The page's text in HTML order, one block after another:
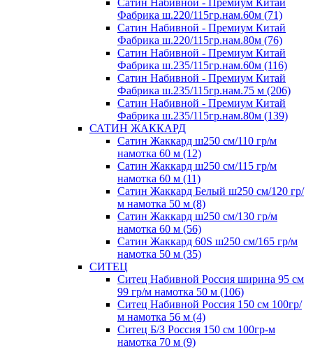
Сатин Набивной - Премиум Китай
Фабрика ш.220/115гр.нам.60м (71)
Сатин Набивной - Премиум Китай
Фабрика ш.220/115гр.нам.80м (76)
Сатин Набивной - Премиум Китай
Фабрика ш.235/115гр.нам.60м (116)
Сатин Набивной - Премиум Китай
Фабрика ш.235/115гр.нам.75 м (206)
Сатин Набивной - Премиум Китай
Фабрика ш.235/115гр.нам.80м (139)
САТИН ЖАККАРД
Сатин Жаккард ш250 см/110 гр/м
намотка 60 м (12)
Сатин Жаккард ш250 см/115 гр/м
намотка 60 м (11)
Сатин Жаккард Белый ш250 см/120 гр/
м намотка 50 м (8)
Сатин Жаккард ш250 см/130 гр/м
намотка 60 м (56)
Сатин Жаккард 60S ш250 см/165 гр/м
намотка 50 м (35)
СИТЕЦ
Ситец Набивной Россия ширина 95 см
99 гр/м намотка 50 м (106)
Ситец Набивной Россия 150 см 100гр/
м намотка 56 м (4)
Ситец Б/З Россия 150 см 100гр-м
намотка 70 м (9)